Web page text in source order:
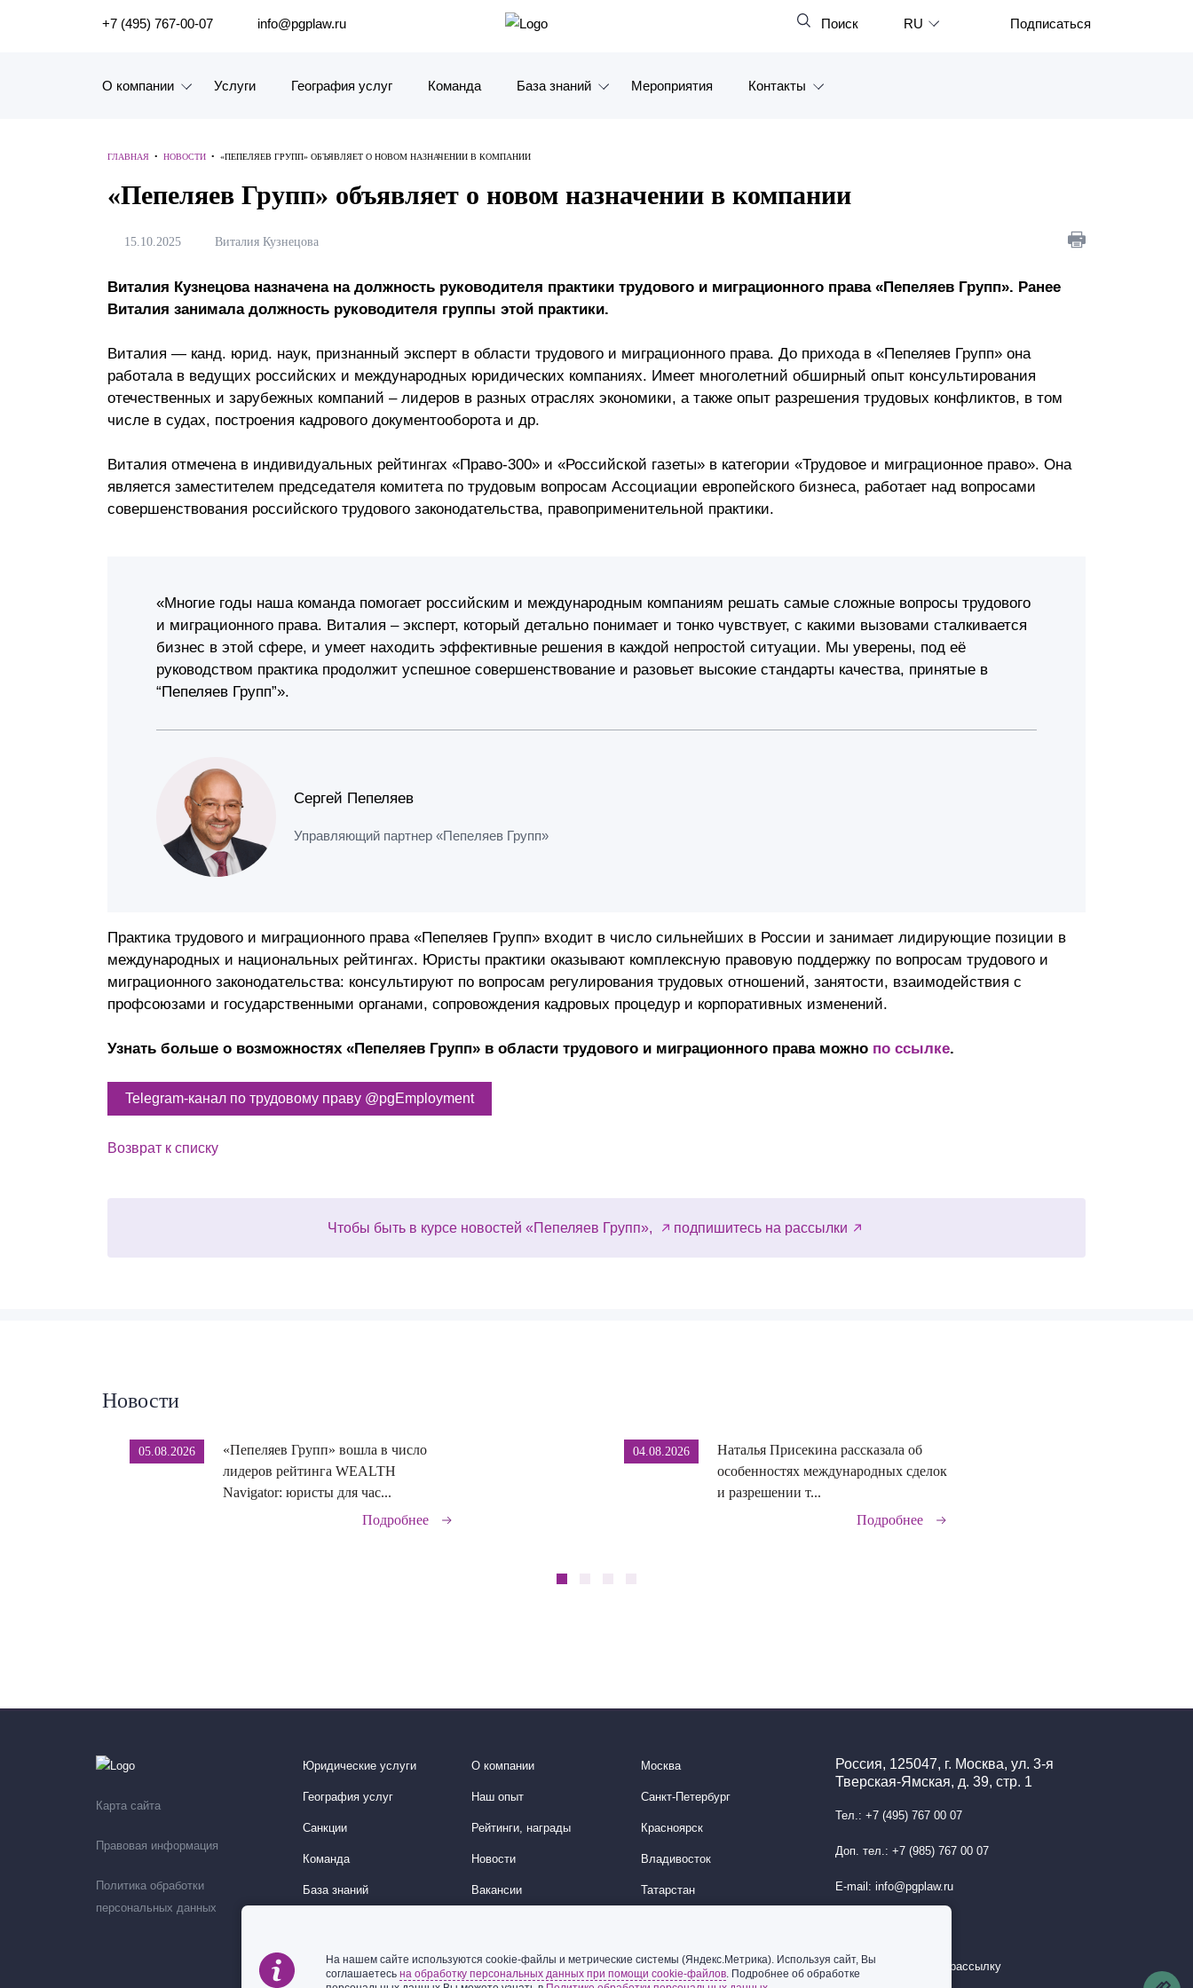
ПОИСК ПО САЙТУ Закрыть
+7 (495) 767-00-07 info@pgplaw.ru Поиск RU
Türkçe
Подписаться
О компании
История компании
Почему «Пепеляев Групп»?
Обращение Управляющего
Партнера
Социальная
Услуги География услуг Команда База знаний
Антикризисный инфопортал
Презентации экспертов
Брошюры
Мероприятия Контакты
Татарстан
Корея
ГЛАВНАЯ • НОВОСТИ • «ПЕПЕЛЯЕВ ГРУПП» ОБЪЯВЛЯЕТ О НОВОМ НАЗНАЧЕНИИ В КОМПАНИИ
«Пепеляев Групп» объявляет о новом назначении в компании
15.10.2025 Виталия Кузнецова
Виталия Кузнецова назначена на должность руководителя практики трудового и миграционного права «Пепеляев Групп». Ранее
Виталия занимала должность руководителя группы этой практики.
Виталия — канд. юрид. наук, признанный эксперт в области трудового и миграционного права. До прихода в «Пепеляев Групп» она
работала в ведущих российских и международных юридических компаниях. Имеет многолетний обширный опыт консультирования
отечественных и зарубежных компаний – лидеров в разных отраслях экономики, а также опыт разрешения трудовых конфликтов, в том
числе в судах, построения кадрового документооборота и др.
Виталия отмечена в индивидуальных рейтингах «Право-300» и «Российской газеты» в категории «Трудовое и миграционное право». Она
является заместителем председателя комитета по трудовым вопросам Ассоциации европейского бизнеса, работает над вопросами
совершенствования российского трудового законодательства, правоприменительной практики.
«Многие годы наша команда помогает российским и международным компаниям решать самые сложные вопросы трудового
и миграционного права. Виталия – эксперт, который детально понимает и тонко чувствует, с какими вызовами сталкивается
бизнес в этой сфере, и умеет находить эффективные решения в каждой непростой ситуации. Мы уверены, под её
руководством практика продолжит успешное совершенствование и разовьет высокие стандарты качества, принятые в
“Пепеляев Групп”».
Сергей Пепеляев
Управляющий партнер «Пепеляев Групп»
Практика трудового и миграционного права «Пепеляев Групп» входит в число сильнейших в России и занимает лидирующие позиции в
международных и национальных рейтингах. Юристы практики оказывают комплексную правовую поддержку по вопросам трудового и
миграционного законодательства: консультируют по вопросам регулирования трудовых отношений, занятости, взаимодействия с
профсоюзами и государственными органами, сопровождения кадровых процедур и корпоративных изменений.
Узнать больше о возможностях «Пепеляев Групп» в области трудового и миграционного права можно по ссылке.
Telegram-канал по трудовому праву @pgEmployment
Возврат к списку
Чтобы быть в курсе новостей «Пепеляев Групп», подпишитесь на рассылки
Новости
05.08.2026
«Пепеляев Групп» вошла в число
лидеров рейтинга WEALTH
Navigator: юристы для час...
Подробнее
04.08.2026
Наталья Присекина рассказала об
особенностях международных сделок
и разрешении т...
Подробнее
Карта сайта
Правовая информация
Политика обработки
персональных данных
Юридические услуги
География услуг
Санкции
Команда
База знаний
О компании
Наш опыт
Рейтинги, награды
Новости
Вакансии
Москва
Санкт-Петербург
Красноярск
Владивосток
Татарстан
Корейское направление
Ближний Восток
Россия, 125047, г. Москва, ул. 3-я
Тверская-Ямская, д. 39, стр. 1
Тел.: +7 (495) 767 00 07
Доп. тел.: +7 (985) 767 00 07
E-mail: info@pgplaw.ru
Подписаться на рассылку
На нашем сайте используются cookie-файлы и метрические системы (Яндекс.Метрика). Используя сайт, Вы
соглашаетесь на обработку персональных данных при помощи cookie-файлов. Подробнее об обработке